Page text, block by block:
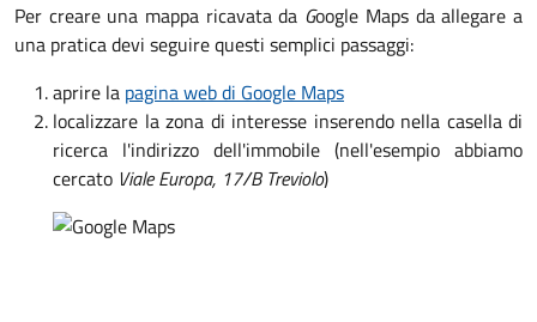
Per creare una mappa ricavata da Google Maps da allegare a
una pratica devi seguire questi semplici passaggi:
aprire la pagina web di Google Maps
localizzare la zona di interesse inserendo nella casella di
ricerca l'indirizzo dell'immobile (nell'esempio abbiamo
cercato Viale Europa, 17/B Treviolo)